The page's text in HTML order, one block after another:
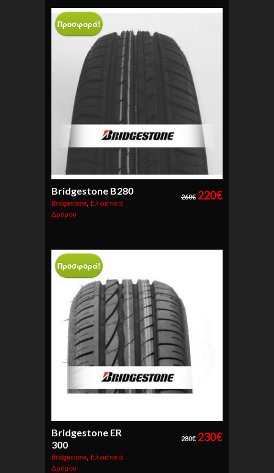
Προσφορά!
Bridgestone B280
Bridgestone, Ελαστικά
Δρόμου
260€ 220€
Προσφορά!
Bridgestone ER
300
Bridgestone, Ελαστικά
Δρόμου
280€ 230€